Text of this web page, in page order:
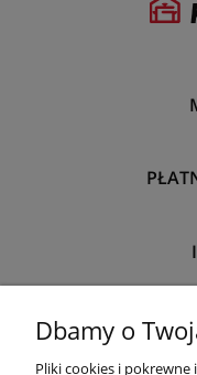
Dbamy o
Pliki cookies i